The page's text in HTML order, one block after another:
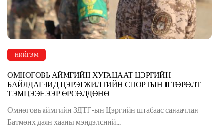
НИЙГЭМ
ӨМНӨГОВЬ АЙМГИЙН ХУГАЦААТ ЦЭРГИЙН
БАЙЛДАГЧИД ЦЭРЭГЖИЛТИЙН СПОРТЫН III ТӨРӨЛТ
ТЭМЦЭЭНЭЭР ӨРСӨЛДӨНӨ
Өмнөговь аймгийн ЗДТГ-ын Цэргийн штабаас санаачлан
Батмөнх даян хааны мэндэлсний...